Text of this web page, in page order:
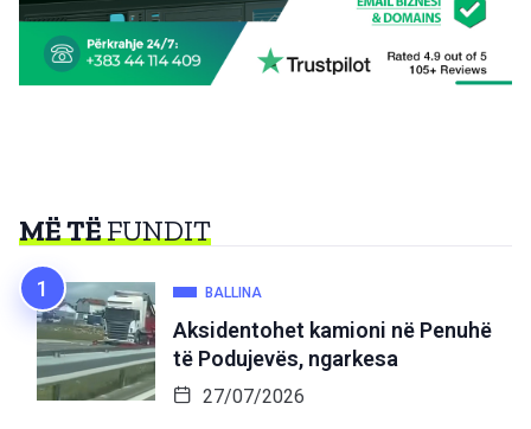
MË TËFUNDIT
BALLINA
Aksidentohet kamioni në Penuhë
të Podujevës, ngarkesa
27/07/2026